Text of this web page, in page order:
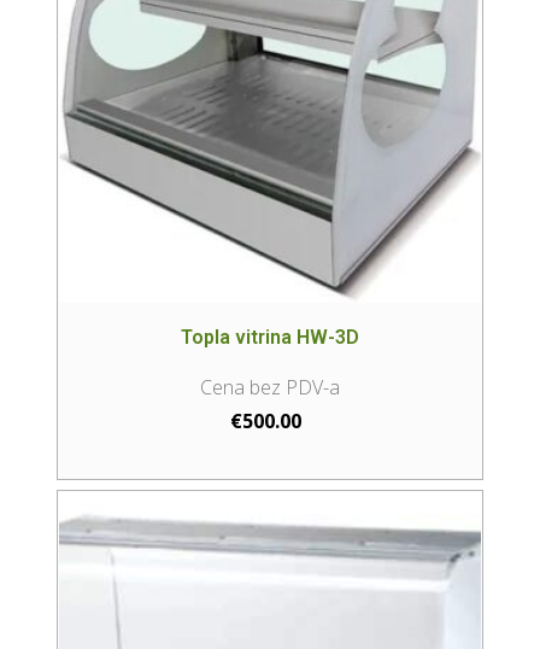
Topla vitrina HW-3D
€500.00